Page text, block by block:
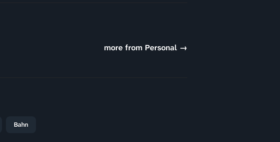
more from Personal →
Bahn